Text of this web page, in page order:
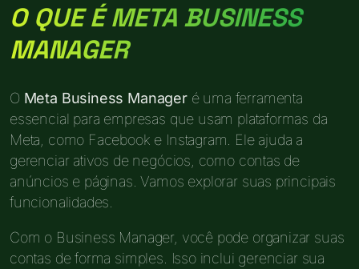
O QUE É META BUSINESS
MANAGER
O Meta Business Manageré uma ferramenta
essencial para empresas que usam plataformas da
Meta, como Facebook e Instagram. Ele ajuda a
gerenciar ativos de negócios, como contas de
anúncios e páginas. Vamos explorar suas principais
funcionalidades.
Com o Business Manager, você pode organizar suas
contas de forma simples. Isso inclui gerenciar sua